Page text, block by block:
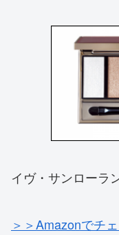
イヴ・サンローラ
＞＞Amazonでチ